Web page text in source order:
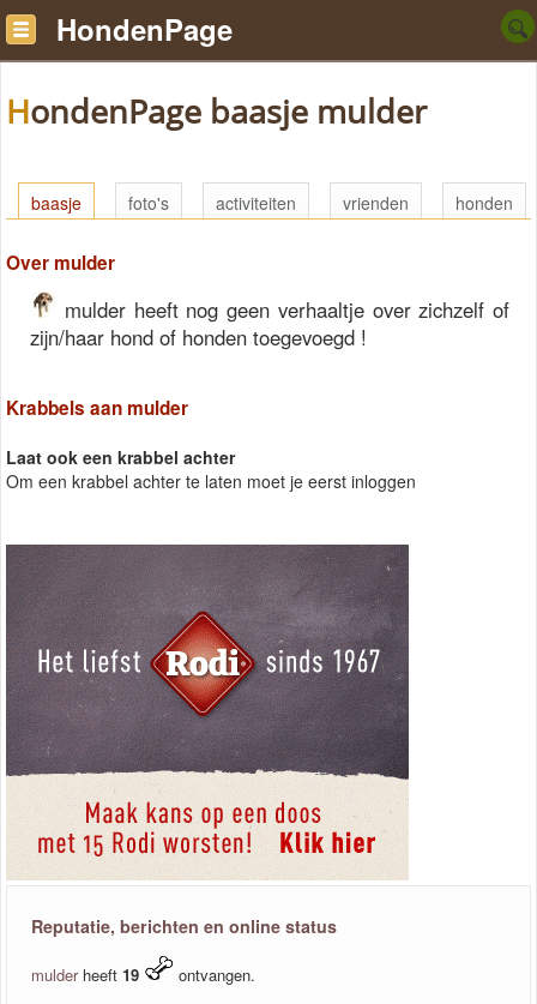
HondenPage
HondenPage baasje mulder
baasje foto's activiteiten vrienden honden
Over mulder
mulder heeft nog geen verhaaltje over zichzelf of
zijn/haar hond of honden toegevoegd !
Krabbels aan mulder
Laat ook een krabbel achter
Om een krabbel achter te laten moet je eerst inloggen
Reputatie, berichten en online status
mulderheeft 19
ontvangen.